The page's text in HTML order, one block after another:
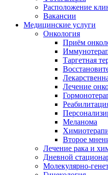
Расположение
Вакансии
Медицинские услуги
Онкология
Приём
Таргетная
Лечение
Меланома
Второе
Лечение рака и
Дневной
Молекулярно-